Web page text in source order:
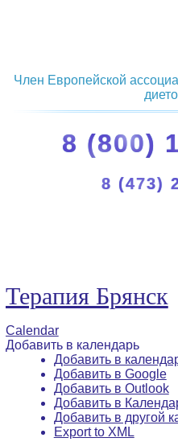
Член Европейской
8 (800)
8 (473)
Терапия Брянск
Calendar
Добавить в календарь
Добавить в
Добавить в Google
Добавить в Outlook
Добавить в
Добавить в другой
Export to XML